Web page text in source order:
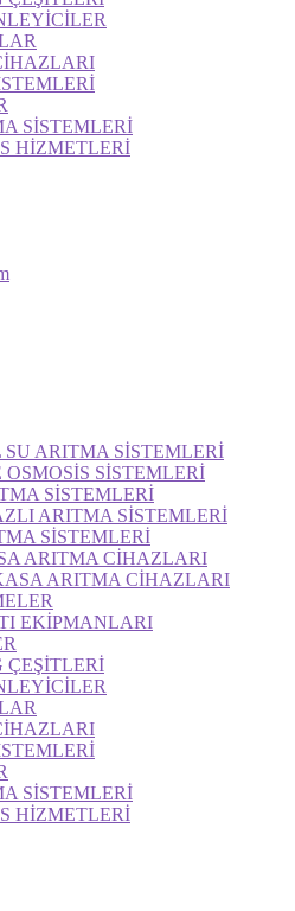
SİSTEMLERİ
HİZMETLERİ
ARITMA SİSTEMLERİ
OSMOSİS SİSTEMLERİ
SİSTEMLERİ
ARITMA SİSTEMLERİ
SİSTEMLERİ
ARITMA CİHAZLARI
ARITMA CİHAZLARI
EKİPMANLARI
ÇEŞİTLERİ
SİSTEMLERİ
HİZMETLERİ